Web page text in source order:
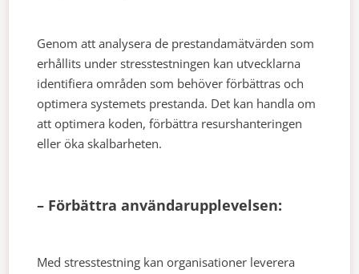
Genom att analysera de prestandamätvärden som
erhållits under stresstestningen kan utvecklarna
identifiera områden som behöver förbättras och
optimera systemets prestanda. Det kan handla om
att optimera koden, förbättra resurshanteringen
eller öka skalbarheten.
– Förbättra användarupplevelsen:
Med stresstestning kan organisationer leverera